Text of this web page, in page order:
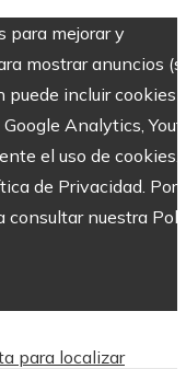
para mejorar y
mostrar anuncios
incluir cookies
Analytics,
el uso de cookies.
de Privacidad. Por
consultar nuestra
para localizar